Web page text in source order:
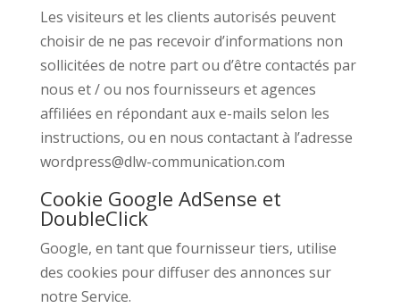
Les visiteurs et les clients autorisés peuvent
choisir de ne pas recevoir d’informations non
sollicitées de notre part ou d’être contactés par
nous et / ou nos fournisseurs et agences
affiliées en répondant aux e-mails selon les
instructions, ou en nous contactant à l’adresse
wordpress@dlw-communication.com
Cookie Google AdSense et
DoubleClick
Google, en tant que fournisseur tiers, utilise
des cookies pour diffuser des annonces sur
notre Service.